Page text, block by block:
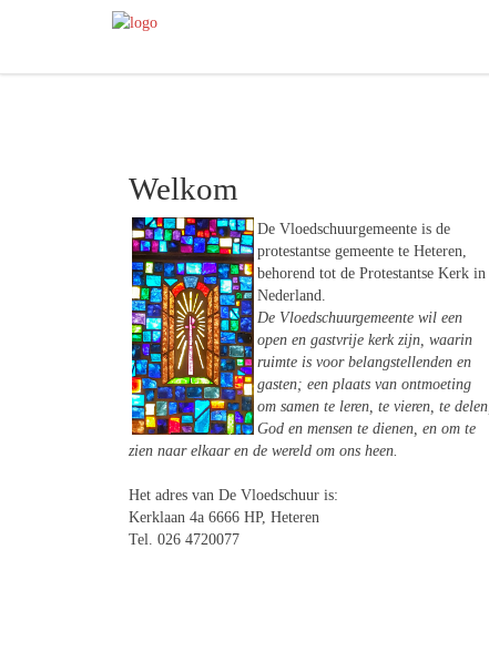
Welkom
De Vloedschuurgemeente is de
protestantse gemeente te Heteren,
behorend tot de Protestantse Kerk in
Nederland.
De Vloedschuurgemeente wil een
open en gastvrije kerk zijn, waarin
ruimte is voor belangstellenden en
gasten; een plaats van ontmoeting
om samen te leren, te vieren, te delen,
God en mensen te dienen, en om te
zien naar elkaar en de wereld om ons heen.
Het adres van De Vloedschuur is:
Kerklaan 4a 6666 HP, Heteren
Tel. 026 4720077